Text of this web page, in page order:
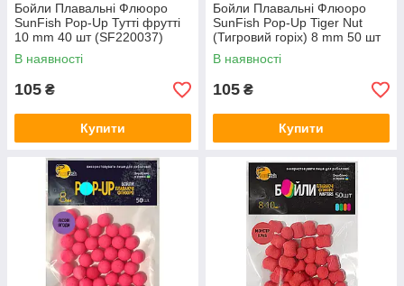
Бойли Плавальні Флюоро
SunFish Pop-Up Тутті фрутті
10 mm 40 шт (SF220037)
В наявності
105 ₴
Купити
Бойли Плавальні Флюоро
SunFish Pop-Up Tiger Nut
(Тигровий горіх) 8 mm 50 шт
(SF220665)
В наявності
105 ₴
Купити